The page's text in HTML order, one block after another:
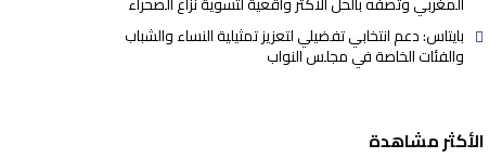
بايتاس: دعم انتخابي تفضيلي لتعزيز تمثيلية النساء والشباب
والفئات الخاصة في مجلس النواب
الأكثر مشاهدة